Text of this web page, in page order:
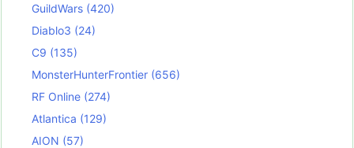
GuildWars (420)
Diablo3 (24)
C9 (135)
MonsterHunterFrontier (656)
RF Online (274)
Atlantica (129)
AION (57)